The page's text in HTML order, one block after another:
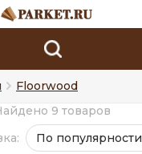
Floorwood
9 товаров
По популярности